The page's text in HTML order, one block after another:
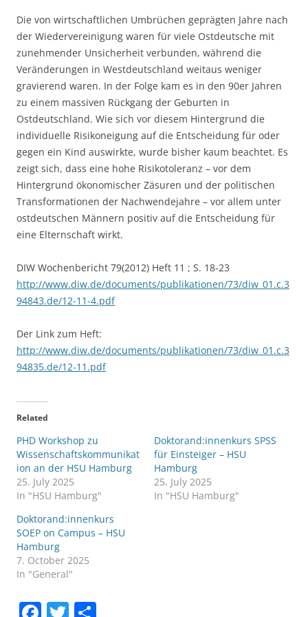
Die von wirtschaftlichen Umbrüchen geprägten Jahre nach
der Wiedervereinigung waren für viele Ostdeutsche mit
zunehmender Unsicherheit verbunden, während die
Veränderungen in Westdeutschland weitaus weniger
gravierend waren. In der Folge kam es in den 90er Jahren
zu einem massiven Rückgang der Geburten in
Ostdeutschland. Wie sich vor diesem Hintergrund die
individuelle Risikoneigung auf die Entscheidung für oder
gegen ein Kind auswirkte, wurde bisher kaum beachtet. Es
zeigt sich, dass eine hohe Risikotoleranz – vor dem
Hintergrund ökonomischer Zäsuren und der politischen
Transformationen der Nachwendejahre – vor allem unter
ostdeutschen Männern positiv auf die Entscheidung für
eine Elternschaft wirkt.
DIW Wochenbericht 79(2012) Heft 11 ; S. 18-23
http://www.diw.de/documents/publikationen/73/diw_01.c.3
94843.de/12-11-4.pdf
Der Link zum Heft:
http://www.diw.de/documents/publikationen/73/diw_01.c.3
94835.de/12-11.pdf
Related
PHD Workshop zu
Wissenschaftskommunikat
ion an der HSU Hamburg
25. July 2025
In "HSU Hamburg"
Doktorand:innenkurs SPSS
für Einsteiger – HSU
Hamburg
25. July 2025
In "HSU Hamburg"
Doktorand:innenkurs
SOEP on Campus – HSU
Hamburg
7. October 2025
In "General"